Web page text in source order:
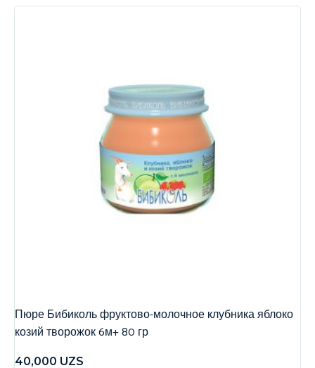
Пюре Бибиколь фруктово-молочное клубника яблоко
козий творожок 6м+ 80 гр
40,000 UZS